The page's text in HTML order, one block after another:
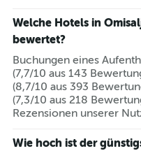
anzeigt.
Welche Hotels in
bewertet?
Buchungen eines
(7,7/10 aus 143
(8,7/10 aus 393
(7,3/10 aus 218
Rezensionen unserer
Wie hoch ist der